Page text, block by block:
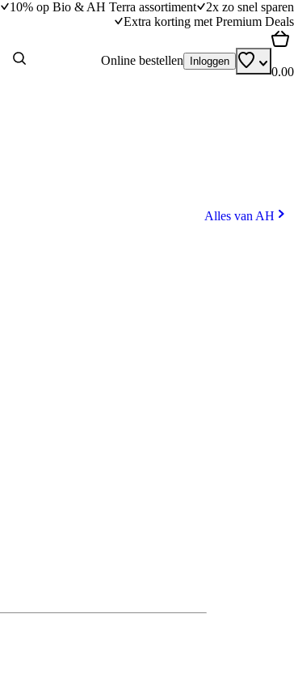
10% op Bio & AH Terra assortiment
2x zo snel sparen
Extra korting met Premium Deals
Online bestellen Inloggen
0.00
Alles van AH